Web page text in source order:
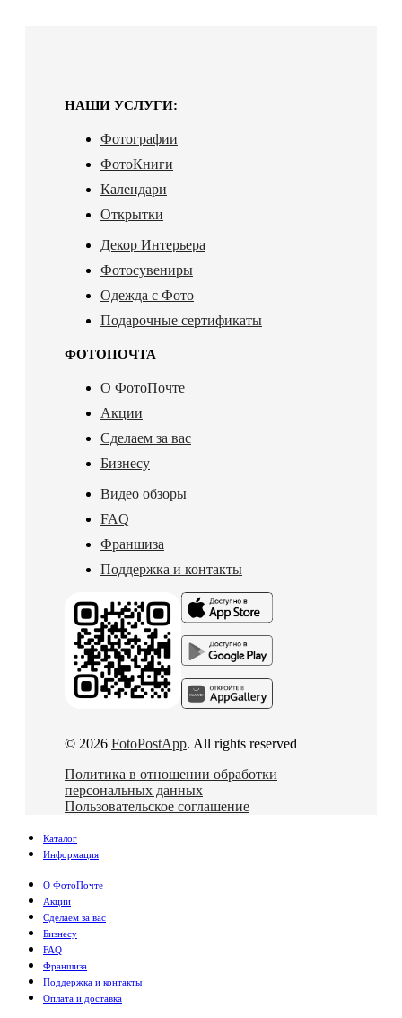
НАШИ УСЛУГИ:
Фотографии
ФотоКниги
Календари
Открытки
Декор Интерьера
Фотосувениры
Одежда с Фото
Подарочные сертификаты
ФОТОПОЧТА
О ФотоПочте
Акции
Сделаем за вас
Бизнесу
Видео обзоры
FAQ
Франшиза
Поддержка и контакты
© 2026 FotoPostApp. All rights reserved
Политика в отношении обработки
персональных данных
Пользовательское соглашение
Каталог
Информация
О ФотоПочте
Акции
Сделаем за вас
Бизнесу
FAQ
Франшиза
Поддержка и контакты
Оплата и доставка